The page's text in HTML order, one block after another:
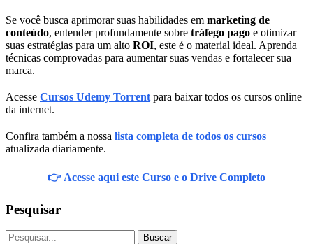
Se você busca aprimorar suas habilidades em marketing de
conteúdo, entender profundamente sobre tráfego pago e otimizar
suas estratégias para um alto ROI, este é o material ideal. Aprenda
técnicas comprovadas para aumentar suas vendas e fortalecer sua
marca.
Acesse Cursos Udemy Torrent para baixar todos os cursos online
da internet.
Confira também a nossa lista completa de todos os cursos
atualizada diariamente.
👉 Acesse aqui este Curso e o Drive Completo
Pesquisar
Buscar